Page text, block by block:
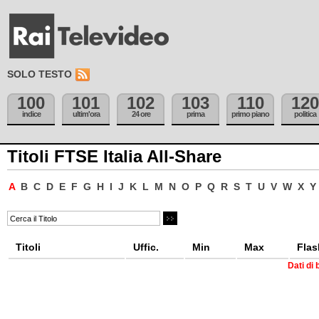
SOLO TESTO
100
indice
101
ultim'ora
102
24 ore
103
prima
110
primo piano
120
politica
Titoli FTSE Italia All-Share
A B C D E F G H I J K L M N O P Q R S T U V W X Y
Titoli Uffic. Min Max
Dati di